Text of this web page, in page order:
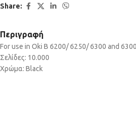
Share:
Περιγραφή
For use in Oki B 6200/ 6250/ 6300 and
Σελίδες: 10.000
Χρώμα: Black